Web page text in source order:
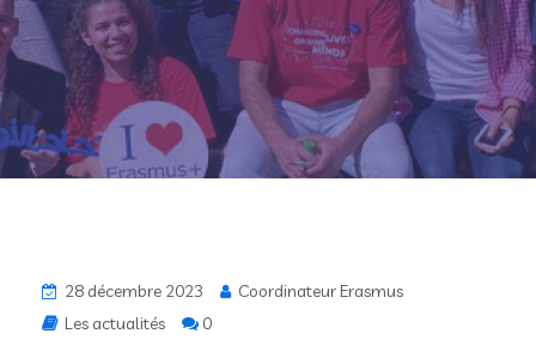
28 décembre 2023
Coordinateur Erasmus
Les actualités
0